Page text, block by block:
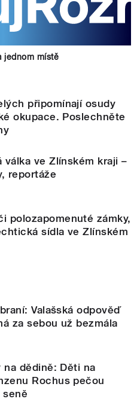
jednom místě
připomínají osudy
okupace. Poslechněte
válka ve Zlínském kraji –
reportáže
polozapomenuté zámky,
sídla ve Zlínském
Valašská odpověď
za sebou už bezmála
dědině: Děti na
Rochus pečou
seně